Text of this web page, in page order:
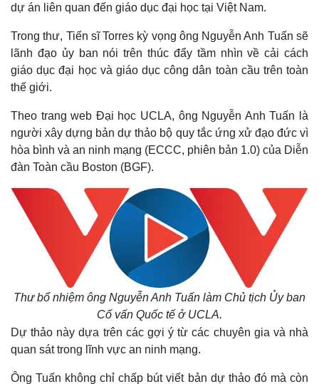
Thế giới
Quan sát
Cuộc sống đó đây
Hồ sơ
Multimedia
Ảnh
E-Magazine
Infographic
dự án liên quan đến giáo dục đại học tại Việt Nam.
Trong thư, Tiến sĩ Torres kỳ vọng ông Nguyễn Anh Tuấn sẽ
lãnh đạo ủy ban nói trên thúc đẩy tầm nhìn về cải cách
giáo dục đại học và giáo dục công dân toàn cầu trên toàn
thế giới.
Theo trang web Đại học UCLA, ông Nguyễn Anh Tuấn là
người xây dựng bản dự thảo bộ quy tắc ứng xử đạo đức vì
hòa bình và an ninh mạng (ECCC, phiên bản 1.0) của Diễn
đàn Toàn cầu Boston (BGF).
Thư bổ nhiệm ông Nguyễn Anh Tuấn làm Chủ tịch Ủy ban
Cố vấn Quốc tế ở UCLA.
Dự thảo này dựa trên các gợi ý từ các chuyên gia và nhà
quan sát trong lĩnh vực an ninh mạng.
Ông Tuấn không chỉ chấp bút viết bản dự thảo đó mà còn